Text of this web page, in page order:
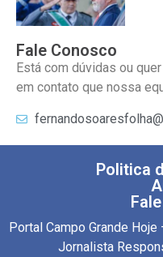
Fale Conosco
Está com dúvidas ou
em contato que nossa
Politica
Portal Campo Grande
Jornalista